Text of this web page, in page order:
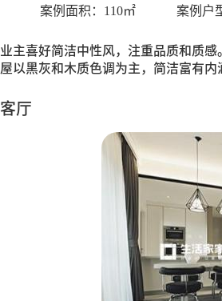
案例面积： 110㎡ 案例户
业主喜好简洁中性风，注重品质和质
屋以黑灰和木质色调为主，简洁富有内
客厅